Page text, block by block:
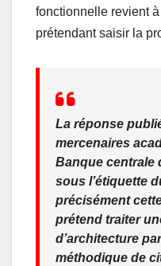
fonctionnelle revient
prétendant saisir la
La réponse
mercenaires
Banque centrale
sous l’étiquette
précisément
prétend traiter
d’architecture
méthodique de